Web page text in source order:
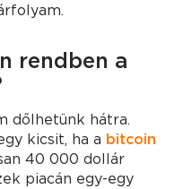
rendben a
dőlhetünk hátra.
kicsit, ha a bitcoin
40 000 dollár
piacán egy-egy